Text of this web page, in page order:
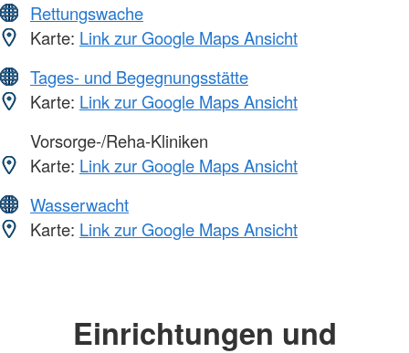
Rettungswache
Karte: Link zur Google Maps Ansicht
Tages- und Begegnungsstätte
Karte: Link zur Google Maps Ansicht
Vorsorge-/Reha-Kliniken
Karte: Link zur Google Maps Ansicht
Wasserwacht
Karte: Link zur Google Maps Ansicht
Einrichtungen und